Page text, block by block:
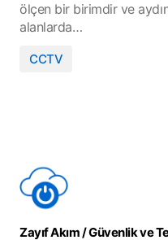
ölçen bir birimdir ve
alanlarda…
CCTV
Zayıf Akım / Güvenlik ve